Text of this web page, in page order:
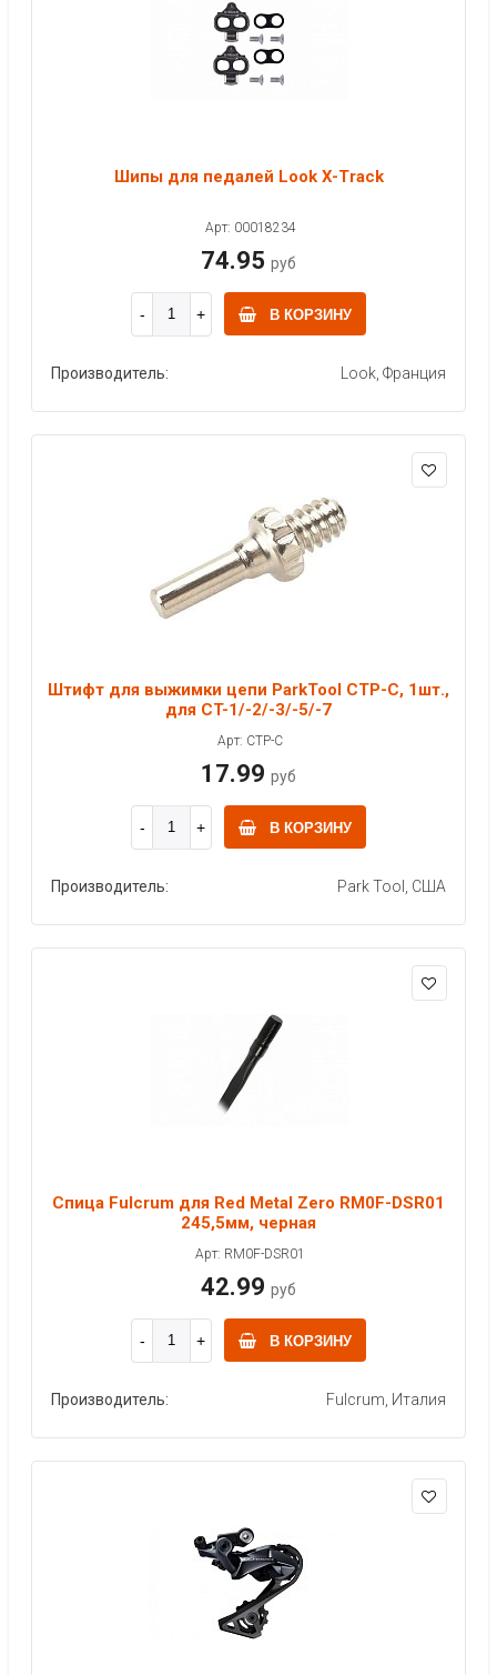
Шипы для педалей Look X-Track
Арт: 00018234
74.95 руб
В КОРЗИНУ
Производитель: Look, Франция
Штифт для выжимки цепи ParkTool CTP-C, 1шт.,
для CT-1/-2/-3/-5/-7
Арт: CTP-C
17.99 руб
В КОРЗИНУ
Производитель: Park Tool, США
Спица Fulcrum для Red Metal Zero RM0F-DSR01
245,5мм, черная
Арт: RM0F-DSR01
42.99 руб
В КОРЗИНУ
Производитель: Fulcrum, Италия